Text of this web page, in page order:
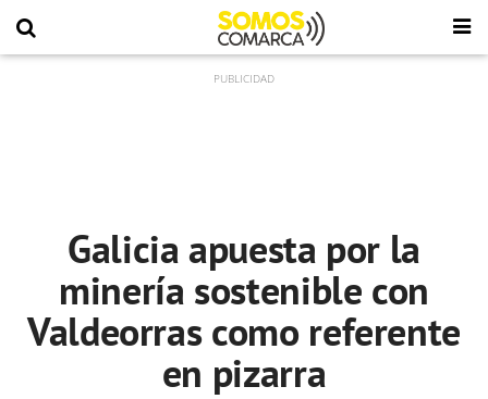
Galicia apuesta por la
minería sostenible con
Valdeorras como referente
en pizarra